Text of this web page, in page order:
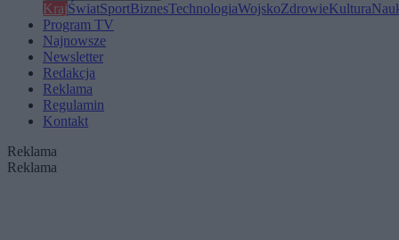
KrajŚwiatSportBiznesTechnologiaWojskoZdrowieKultura
Program TV
Najnowsze
Newsletter
Redakcja
Reklama
Regulamin
Kontakt
Reklama
Reklama